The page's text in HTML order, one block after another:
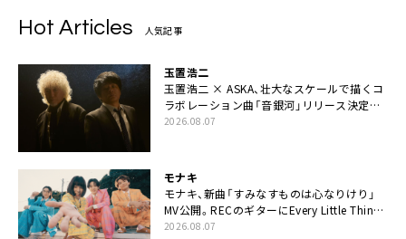
Hot Articles 人気記事
玉置浩二
玉置浩二 × ASKA、壮大なスケールで描くコ
ラボレーション曲「音銀河」リリース決定。
カップリングには新曲「命の宿り」収録も
2026.08.07
モナキ
モナキ、新曲「すみなすものは心なりけり」
MV公開。RECのギターにEvery Little Thing・
伊藤一朗参加も
2026.08.07